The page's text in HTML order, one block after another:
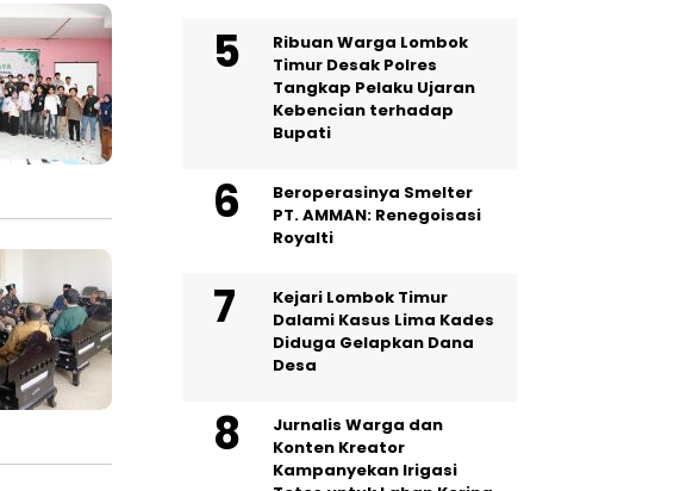
Ribuan Warga Lombok
Timur Desak Polres
Tangkap Pelaku Ujaran
Kebencian terhadap
Bupati
Beroperasinya Smelter
PT. AMMAN: Renegoisasi
Royalti
Kejari Lombok Timur
Dalami Kasus Lima Kades
Diduga Gelapkan Dana
Desa
Jurnalis Warga dan
Konten Kreator
Kampanyekan Irigasi